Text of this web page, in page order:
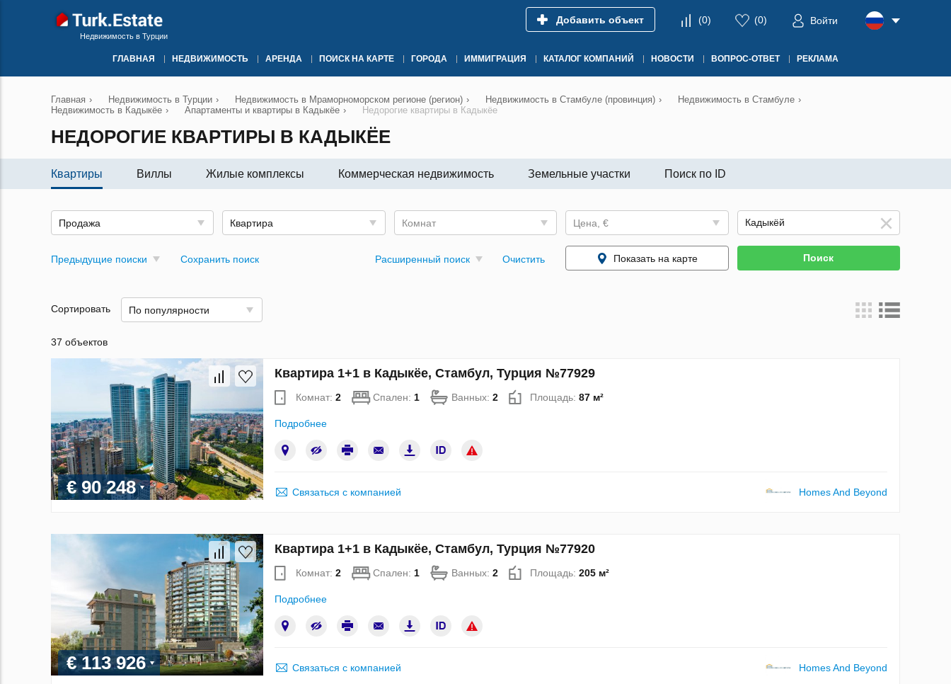
Недвижимость в Турции
Добавить объект (0) (0) Войти
ГЛАВНАЯ НЕДВИЖИМОСТЬ АРЕНДА ПОИСК НА КАРТЕ ГОРОДА ИММИГРАЦИЯ КАТАЛОГ КОМПАНИЙ НОВОСТИ ВОПРОС-ОТВЕТ РЕКЛАМА
Главная › Недвижимость в Турции › Недвижимость в Мраморноморском регионе (регион) › Недвижимость в Стамбуле (провинция) › Недвижимость в Стамбуле ›
Недвижимость в Кадыкёе › Апартаменты и квартиры в Кадыкёе › Недорогие квартиры в Кадыкёе
НЕДОРОГИЕ КВАРТИРЫ В КАДЫКЁЕ
Квартиры Виллы Жилые комплексы Коммерческая недвижимость Земельные участки Поиск по ID
Продажа Квартира Комнат Цена, €
Предыдущие поиски Сохранить поиск Расширенный поиск Очистить Показать на карте Поиск
Сортировать По популярности
37 объектов
€ 90 248
Квартира 1+1 в Кадыкёе, Стамбул, Турция №77929
Комнат: 2 Спален: 1 Ванных: 2 Площадь: 87 м²
Подробнее
Связаться с компанией Homes And Beyond
€ 113 926
Квартира 1+1 в Кадыкёе, Стамбул, Турция №77920
Комнат: 2 Спален: 1 Ванных: 2 Площадь: 205 м²
Подробнее
Связаться с компанией Homes And Beyond